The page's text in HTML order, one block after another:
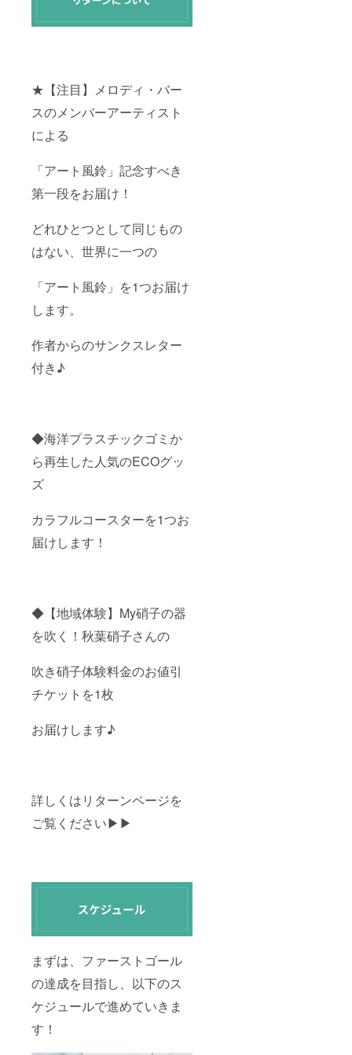
★【注目】メロディ・バー
スのメンバーアーティスト
による
「アート風鈴」記念すべき
第一段をお届け！
どれひとつとして同じもの
はない、世界に一つの
「アート風鈴」を1つお届け
します。
作者からのサンクスレター
付き♪
◆海洋プラスチックゴミか
ら再生した人気のECOグッ
ズ
カラフルコースターを1つお
届けします！
◆【地域体験】My硝子の器
を吹く！秋葉硝子さんの
吹き硝子体験料金のお値引
チケットを1枚
お届けします♪
詳しくはリターンページを
ご覧ください▶︎▶︎
まずは、ファーストゴール
の達成を目指し、以下のス
ケジュールで進めていきま
す！